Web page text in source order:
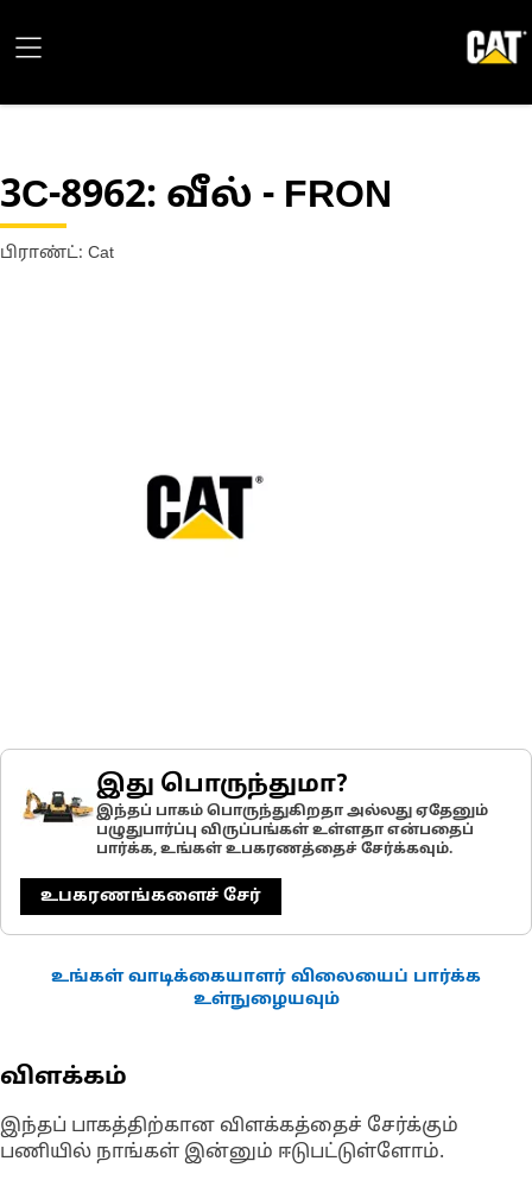
3C-8962: வீல் - FRON
பிராண்ட்: Cat
இது பொருந்துமா?
இந்தப் பாகம் பொருந்துகிறதா அல்லது ஏதேனும்
பழுதுபார்ப்பு விருப்பங்கள் உள்ளதா என்பதைப்
பார்க்க, உங்கள் உபகரணத்தைச் சேர்க்கவும்.
உபகரணங்களைச் சேர்
உங்கள் வாடிக்கையாளர் விலையைப் பார்க்க
உள்நுழையவும்
விளக்கம்
இந்தப் பாகத்திற்கான விளக்கத்தைச் சேர்க்கும்
பணியில் நாங்கள் இன்னும் ஈடுபட்டுள்ளோம்.